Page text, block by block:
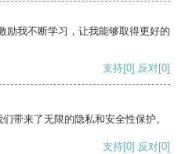
励我不断学习，让我能够取得更好的
支持[0] 反对[0]
带来了无限的隐私和安全性保护。
支持[0] 反对[0]